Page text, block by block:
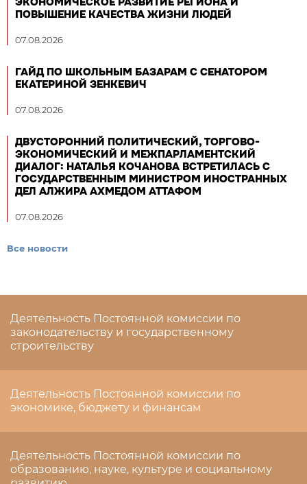
ПОВЫШЕНИЕ КАЧЕСТВА ЖИЗНИ ЛЮДЕЙ
07.08.2026
ГАЙД ПО ШКОЛЬНЫМ БАЗАРАМ С СЕНАТОРОМ
ЕКАТЕРИНОЙ ЗЕНКЕВИЧ
07.08.2026
ДВУСТОРОННИЙ ПОЛИТИЧЕСКИЙ, ТОРГОВО-
ЭКОНОМИЧЕСКИЙ И МЕЖПАРЛАМЕНТСКИЙ
ДИАЛОГ: НАТАЛЬЯ КОЧАНОВА ВСТРЕТИЛАСЬ С
ГОСУДАРСТВЕННЫМ МИНИСТРОМ ИНОСТРАННЫХ
ДЕЛ АЛЖИРА АХМЕДОМ АТТАФОМ
07.08.2026
Все новости
Деятельность Постоянной комиссии по
законодательству и государственному
строительству
Деятельность Постоянной комиссии по
экономике, бюджету и финансам
Деятельность Постоянной комиссии по
образованию, науке, культуре и социальному